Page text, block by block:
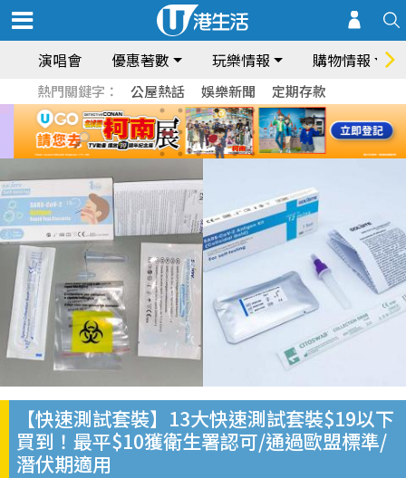
演唱會 優惠著數 玩樂情報 購物情報
熱門關鍵字： 公屋熱話 娛樂新聞 定期存款
【快速測試套裝】13大快速測試套裝$19以下
買到！最平$10獲衛生署認可/通過歐盟標準/
潛伏期適用